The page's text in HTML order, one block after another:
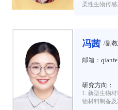
柔性生物传感
冯茜 /副
邮箱：
研究方向：
1. 新型生物材料
物材料制备及